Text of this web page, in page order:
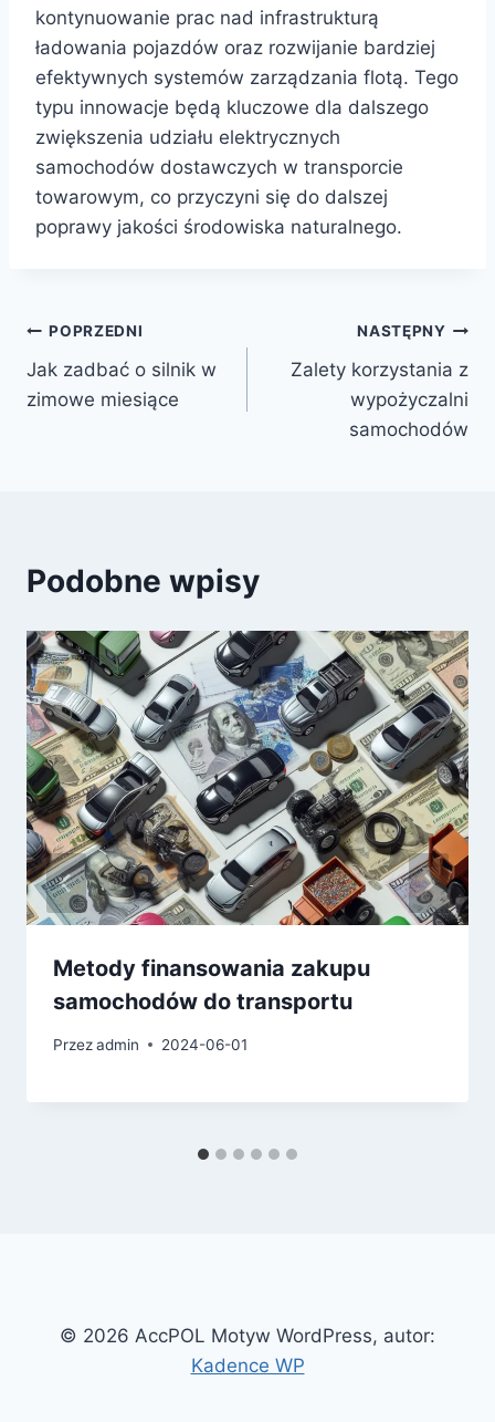
kontynuowanie prac nad infrastrukturą
ładowania pojazdów oraz rozwijanie bardziej
efektywnych systemów zarządzania flotą. Tego
typu innowacje będą kluczowe dla dalszego
zwiększenia udziału elektrycznych
samochodów dostawczych w transporcie
towarowym, co przyczyni się do dalszej
poprawy jakości środowiska naturalnego.
Nawigacja
wpisu
POPRZEDNI
Jak zadbać o silnik w
zimowe miesiące
NASTĘPNY
Zalety korzystania z
wypożyczalni
samochodów
Podobne wpisy
Metody finansowania zakupu
samochodów do transportu
Przezadmin 2024-06-01
© 2026 AccPOL Motyw WordPress, autor:
Kadence WP